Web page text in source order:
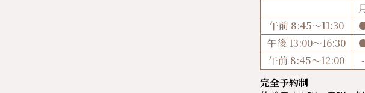
午前 8:45～11:30
午後 13:00～16:30
午前 8:45～12:00
-
完全予約制